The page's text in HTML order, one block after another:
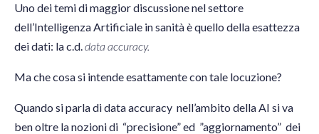
Uno dei temi di maggior discussione nel settore
dell’Intelligenza Artificiale in sanità è quello della esattezza
dei dati: la c.d.data accuracy.
Ma che cosa si intende esattamente con tale locuzione?
Quando si parla di data accuracy nell’ambito della AI si va
ben oltre la nozioni di “precisione” ed ”aggiornamento” dei